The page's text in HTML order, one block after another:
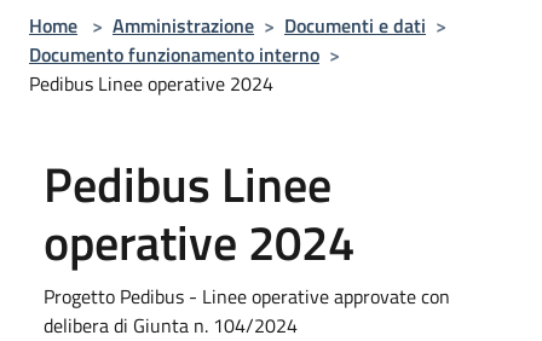
Home > Amministrazione > Documenti e dati >
Documento funzionamento interno >
Pedibus Linee operative 2024
Pedibus Linee
operative 2024
Progetto Pedibus - Linee operative approvate con
delibera di Giunta n. 104/2024